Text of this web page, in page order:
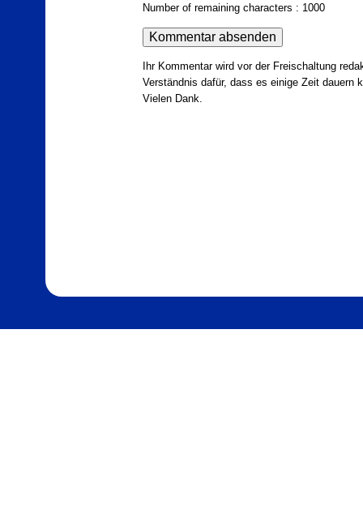
Number of remaining characters : 1000
Ihr Kommentar wird vor der Freischaltung
Verständnis dafür, dass es einige Zeit
Vielen Dank.